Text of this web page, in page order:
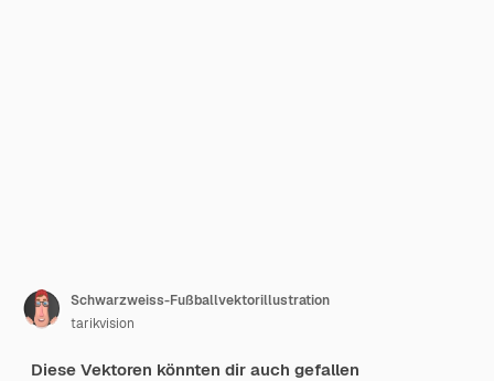
Schwarzweiss-Fußballvektorillustration
tarikvision
Diese Vektoren könnten dir auch gefallen